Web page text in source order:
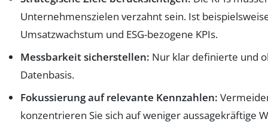
Unternehmenszielen verzahnt sein. Ist
Umsatzwachstum und ESG-bezogene KPIs.
Messbarkeit sicherstellen: Nur klar definierte und
Datenbasis.
Fokussierung auf relevante Kennzahlen:
konzentrieren Sie sich auf weniger aussagekräftige